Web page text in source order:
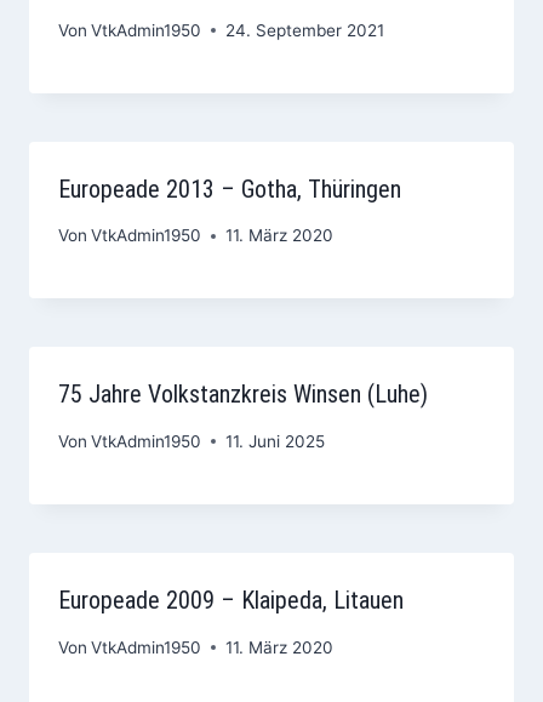
Von VtkAdmin1950 24. September 2021
Europeade 2013 – Gotha, Thüringen
Von VtkAdmin1950 11. März 2020
75 Jahre Volkstanzkreis Winsen (Luhe)
Von VtkAdmin1950 11. Juni 2025
Europeade 2009 – Klaipeda, Litauen
Von VtkAdmin1950 11. März 2020